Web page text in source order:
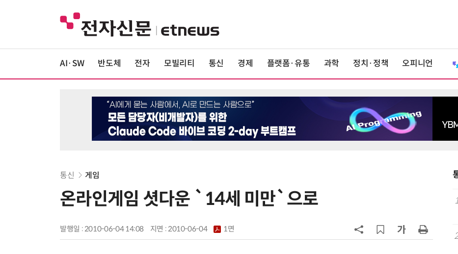
AI·SW 반도체 전자 모빌리티 통신 경제 플랫폼·유통 과학 정치·정책 오피니언
통신 게임
온라인게임 셧다운 `14세 미만`으로
발행일 : 2010-06-04 14:08 지면 :2010-06-04 1면
6 K위성망 2035년까지 512기 띄운다
中 통신사, 'AI 토큰'으로 분기 2兆 벌